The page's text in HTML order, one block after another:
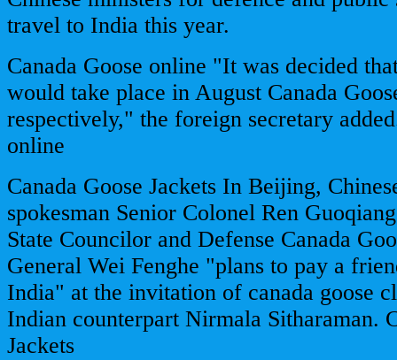
travel to India this year.
Canada Goose online "It was decided
would take place in August Canada
respectively," the foreign secretary
online
Canada Goose Jackets In Beijing,
spokesman Senior Colonel Ren
State Councilor and Defense Canada
General Wei Fenghe "plans to pay a
India" at the invitation of canada goose
Indian counterpart Nirmala Sitharaman.
Jackets